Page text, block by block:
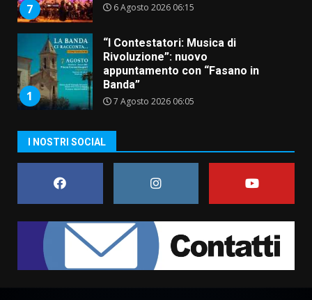
7 6 Agosto 2026 06:15
1
“I Contestatori: Musica di
Rivoluzione”: nuovo
appuntamento con “Fasano in
Banda”
7 Agosto 2026 06:05
amarezza per esclusione dal
campionato di calcio”
7 Agosto 2026 06:00
3
Fasanese ferito a colpi di arma
da fuoco
6 Agosto 2026 18:13
I NOSTRI SOCIAL